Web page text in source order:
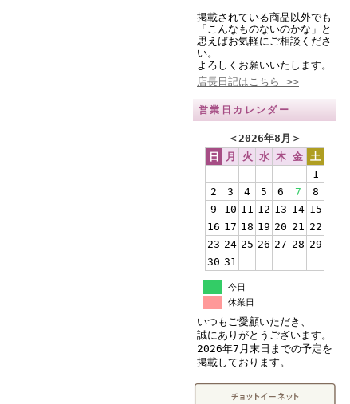
掲載されている商品以外でも
「こんなものないのかな」と
思えばお気軽にご相談くださ
い。
よろしくお願いいたします。
店長日記はこちら >>
営業日カレンダー
＜2026年8月 ＞
日
月 火 水 木 金 土
1
2
3 4 5 6 7
8
9
10 11 12 13 14 15
16 17 18 19 20 21 22
23 24 25 26 27 28 29
30 31
今日
休業日
いつもご愛顧いただき、
誠にありがとうございます。
2026年7月末日までの予定を
掲載しております。